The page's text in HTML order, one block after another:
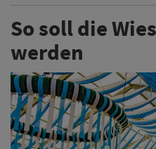
So soll die
werden